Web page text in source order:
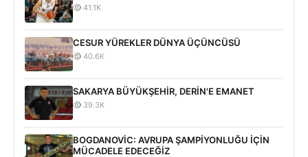
41.1K
CESUR YÜREKLER DÜNYA ÜÇÜNCÜSÜ
40.6K
SAKARYA BÜYÜKŞEHİR, DERİN'E EMANET
39.3K
BOGDANOVİC: AVRUPA ŞAMPİYONLUĞU İÇİN
MÜCADELE EDECEĞİZ